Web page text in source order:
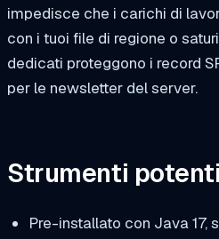
impedisce che i carichi di
con i tuoi file di regione o
dedicati proteggono i record
per le newsletter del server.
Strumenti potenti
Pre-installato con Java 17,